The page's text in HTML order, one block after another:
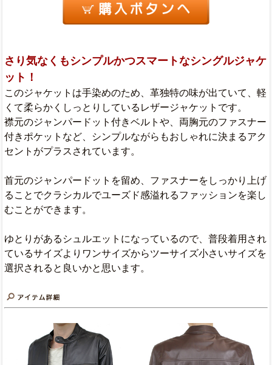
さり気なくもシンプルかつスマートなシングルジャケ
ット！
このジャケットは手染めのため、革独特の味が出ていて、軽
くて柔らかくしっとりしているレザージャケットです。
襟元のジャンパードット付きベルトや、両胸元のファスナー
付きポケットなど、シンプルながらもおしゃれに決まるアク
セントがプラスされています。
首元のジャンパードットを留め、ファスナーをしっかり上げ
ることでクラシカルでユーズド感溢れるファッションを楽し
むことができます。
ゆとりがあるシュルエットになっているので、普段着用され
ているサイズよりワンサイズからツーサイズ小さいサイズを
選択されると良いかと思います。